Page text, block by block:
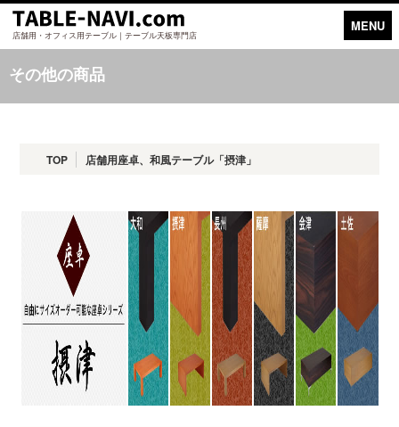
店舗用・オフィス用テーブル｜テーブル天板専門店
MENU
その他の商品
TOP 店舗用座卓、和風テーブル「摂津」